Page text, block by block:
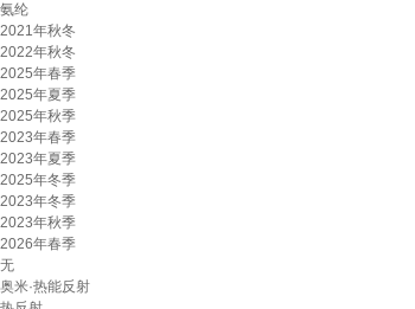
氨纶
2021年秋冬
2022年秋冬
2025年春季
2025年夏季
2025年秋季
2023年春季
2023年夏季
2025年冬季
2023年冬季
2023年秋季
2026年春季
无
奥米·热能反射